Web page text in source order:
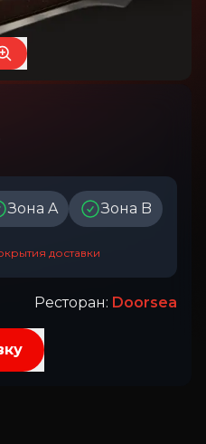
Зона A Зона B
доставки
Ресторан: Doorsea